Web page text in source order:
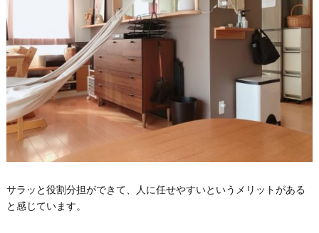
サラッと役割分担ができて、人に任せやすいというメリットがある
と感じています。